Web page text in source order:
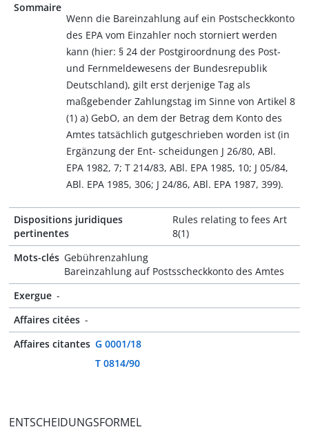
Sommaire
Wenn die Bareinzahlung auf ein Postscheckkonto
des EPA vom Einzahler noch storniert werden
kann (hier: § 24 der Postgiroordnung des Post-
und Fernmeldewesens der Bundesrepublik
Deutschland), gilt erst derjenige Tag als
maßgebender Zahlungstag im Sinne von Artikel 8
(1) a) GebO, an dem der Betrag dem Konto des
Amtes tatsächlich gutgeschrieben worden ist (in
Ergänzung der Ent- scheidungen J 26/80, ABl.
EPA 1982, 7; T 214/83, ABl. EPA 1985, 10; J 05/84,
ABl. EPA 1985, 306; J 24/86, ABl. EPA 1987, 399).
Dispositions juridiques
pertinentes
Rules relating to fees Art
8(1)
Mots-clés Gebührenzahlung
Bareinzahlung auf Postsscheckkonto des Amtes
Exergue -
Affaires citées -
Affaires citantes G 0001/18
T 0814/90
ENTSCHEIDUNGSFORMEL